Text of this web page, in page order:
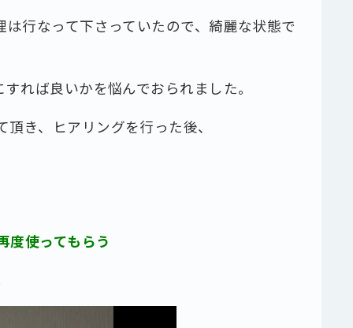
⾏なって下さっていたので、綺麗な状態で
れば良いかを悩んでおられました。
き、ヒアリングを⾏った後、
度使ってもらう